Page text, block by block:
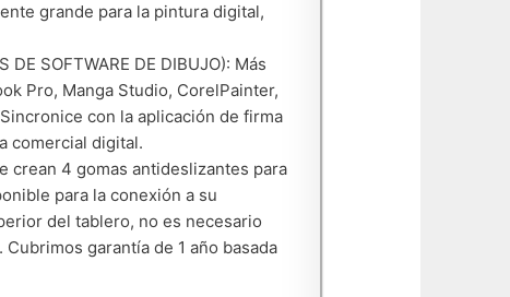
grande para la pintura digital,
DE SOFTWARE DE DIBUJO): Más
Pro, Manga Studio, CorelPainter,
con la aplicación de firma
comercial digital.
crean 4 gomas antideslizantes para
para la conexión a su
del tablero, no es necesario
garantía de 1 año basada